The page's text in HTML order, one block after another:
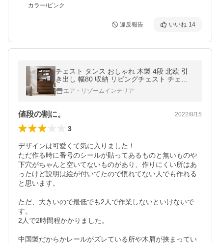
カラー/ピンク
違反報告 いいね 14
チェスト タンス おしゃれ 木製 4段 北欧 引
き出し 幅80 収納 リビングチェスト チェス
トラック リビング 収納 寝室 収納家具 衣類
収納 ハイチェスト
エア・リゾームインテリア
値段の割に。 2022/8/15
3
デザインは可愛くて気に入りました！
ただ作る時に番号のシールが貼ってあるものと無いものや
下穴がちゃんと空いてないものがあり、作りにくい所はあ
ったけど説明は絵が付いてたので慣れてない人でも作れる
と思います。
ただ、大きいので最低でも2人で作業しないといけないで
す。
2人で2時間程かかりました。
中国製だからかレールがズレている所や木屑が挟まってい